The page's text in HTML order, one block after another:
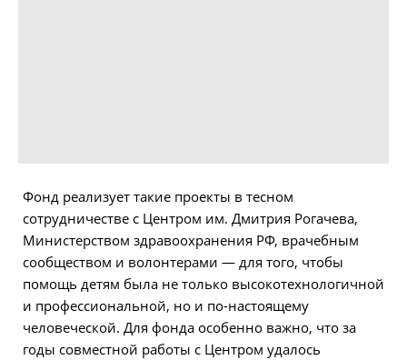
Фонд реализует такие проекты в тесном
сотрудничестве с Центром им. Дмитрия Рогачева,
Министерством здравоохранения РФ, врачебным
сообществом и волонтерами — для того, чтобы
помощь детям была не только высокотехнологичной
и профессиональной, но и по-настоящему
человеческой. Для фонда особенно важно, что за
годы совместной работы с Центром удалось